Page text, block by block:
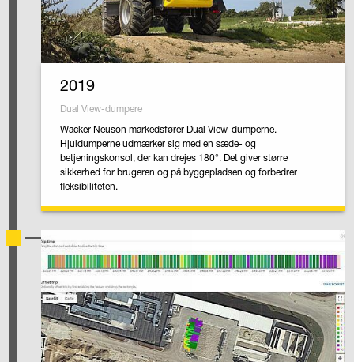
2019
Dual View-dumpere
Wacker Neuson markedsfører Dual View-dumperne.
Hjuldumperne udmærker sig med en sæde- og
betjeningskonsol, der kan drejes 180°. Det giver større
sikkerhed for brugeren og på byggepladsen og forbedrer
fleksibiliteten.